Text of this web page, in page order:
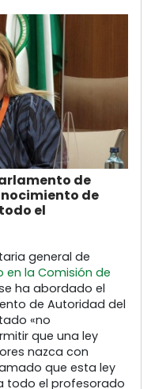
de
de
el
general de
en la Comisión de
ha abordado el
de Autoridad del
«no
que una ley
nazca con
que esta ley
todo el profesorado